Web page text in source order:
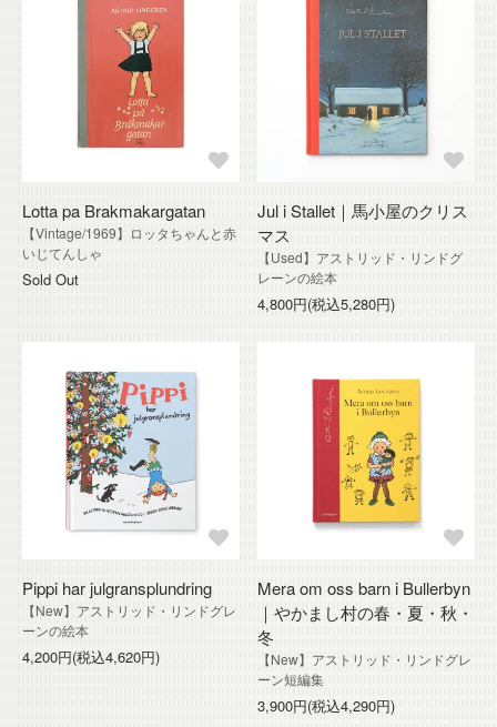
Lotta pa Brakmakargatan
【Vintage/1969】ロッタちゃんと赤
いじてんしゃ
Sold Out
Jul i Stallet｜馬小屋のクリス
マス
【Used】アストリッド・リンドグ
レーンの絵本
4,800円(税込5,280円)
Pippi har julgransplundring
【New】アストリッド・リンドグレ
ーンの絵本
4,200円(税込4,620円)
Mera om oss barn i Bullerbyn
｜やかまし村の春・夏・秋・
冬
【New】アストリッド・リンドグレ
ーン短編集
3,900円(税込4,290円)